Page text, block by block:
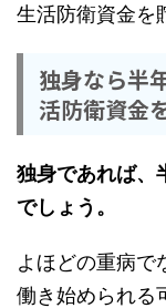
生活防衛資金を
独身なら半
活防衛資金
独身であれば、
でしょう。
よほどの重病で
働き始められる